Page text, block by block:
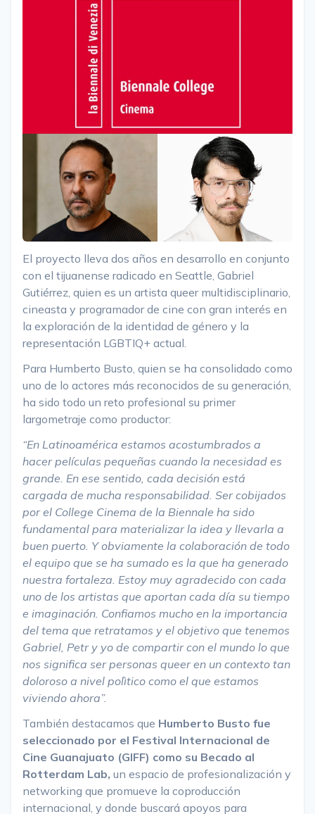
El proyecto lleva dos años en desarrollo en conjunto
con el tijuanense radicado en Seattle, Gabriel
Gutiérrez, quien es un artista queer multidisciplinario,
cineasta y programador de cine con gran interés en
la exploración de la identidad de género y la
representación LGBTIQ+ actual.
Para Humberto Busto, quien se ha consolidado como
uno de lo actores más reconocidos de su generación,
ha sido todo un reto profesional su primer
largometraje como productor:
“En Latinoamérica estamos acostumbrados a
hacer películas pequeñas cuando la necesidad es
grande. En ese sentido, cada decisión está
cargada de mucha responsabilidad. Ser cobijados
por el College Cinema de la Biennale ha sido
fundamental para materializar la idea y llevarla a
buen puerto. Y obviamente la colaboración de todo
el equipo que se ha sumado es la que ha generado
nuestra fortaleza. Estoy muy agradecido con cada
uno de los artistas que aportan cada día su tiempo
e imaginación. Confiamos mucho en la importancia
del tema que retratamos y el objetivo que tenemos
Gabriel, Petr y yo de compartir con el mundo lo que
nos significa ser personas queer en un contexto tan
doloroso a nivel polìtico como el que estamos
viviendo ahora”.
También destacamos que Humberto Busto fue
seleccionado por el Festival Internacional de
Cine Guanajuato (GIFF) como su Becado al
Rotterdam Lab, un espacio de profesionalización y
networking que promueve la coproducción
internacional, y donde buscará apoyos para